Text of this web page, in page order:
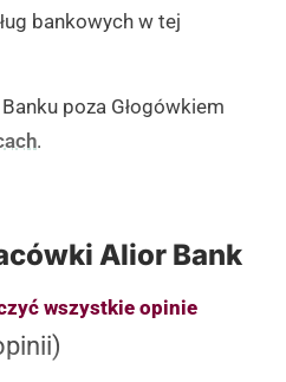
bankowych w tej
poza Głogówkiem
.
Alior Bank
wszystkie opinie